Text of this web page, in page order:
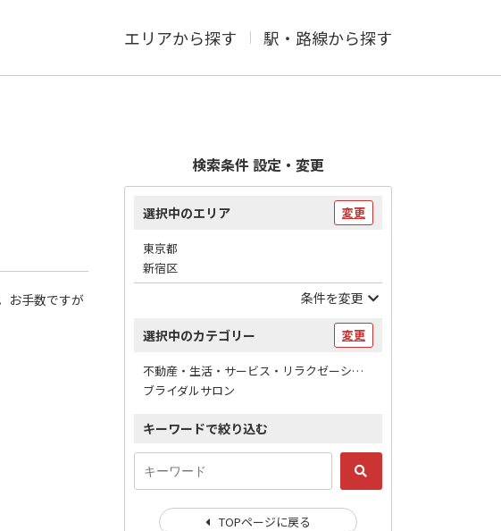
エリアから探す 駅・路線から探す
お手数ですが
検索条件 設定・変更
選択中のエリア 変更
東京都
新宿区
条件を変更
選択中のカテゴリー 変更
不動産・生活・サービス・リラクゼーション / 冠婚葬祭
ブライダルサロン
キーワードで絞り込む
TOPページに戻る